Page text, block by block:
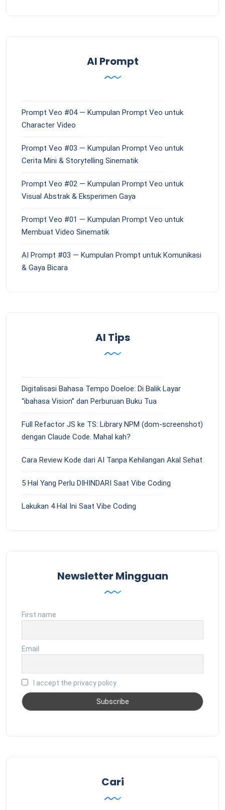
AI Prompt
Prompt Veo #04 — Kumpulan Prompt Veo untuk
Character Video
Prompt Veo #03 — Kumpulan Prompt Veo untuk
Cerita Mini & Storytelling Sinematik
Prompt Veo #02 — Kumpulan Prompt Veo untuk
Visual Abstrak & Eksperimen Gaya
Prompt Veo #01 — Kumpulan Prompt Veo untuk
Membuat Video Sinematik
AI Prompt #03 — Kumpulan Prompt untuk Komunikasi
& Gaya Bicara
AI Tips
Digitalisasi Bahasa Tempo Doeloe: Di Balik Layar
“ibahasa Vision” dan Perburuan Buku Tua
Full Refactor JS ke TS: Library NPM (dom-screenshot)
dengan Claude Code. Mahal kah?
Cara Review Kode dari AI Tanpa Kehilangan Akal Sehat
5 Hal Yang Perlu DIHINDARI Saat Vibe Coding
Lakukan 4 Hal Ini Saat Vibe Coding
Newsletter Mingguan
First name
Email
I accept the privacy policy
Cari